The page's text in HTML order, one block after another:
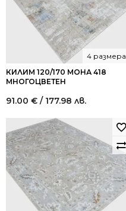
КИЛИМ 120/170 МОНА 418
МНОГОЦВЕТЕН
4 размера
91.00 € / 177.98 лв.